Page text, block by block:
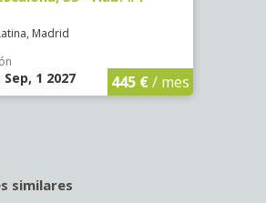
Madrid
Sep, 1 2027 445 €/ mes
similares